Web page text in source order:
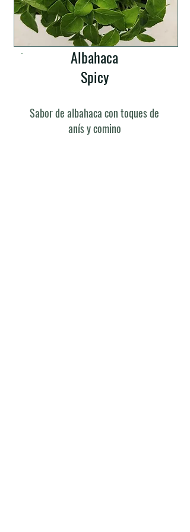
Albahaca
Spicy
Sabor de albahaca con toques de
anís y comino